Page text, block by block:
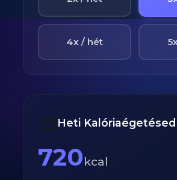
4x / hét
📅 Heti Kalóriaégetésed
720kcal